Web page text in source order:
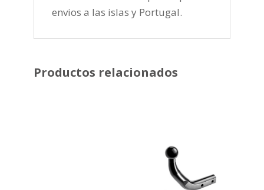
envios a las islas y Portugal.
Productos relacionados